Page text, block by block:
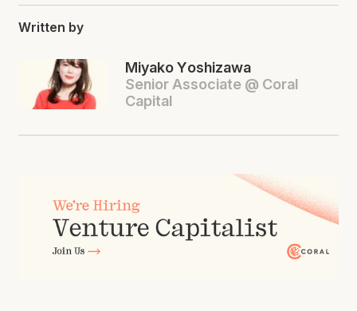
Written by
Miyako Yoshizawa
Senior Associate @ Coral
Capital